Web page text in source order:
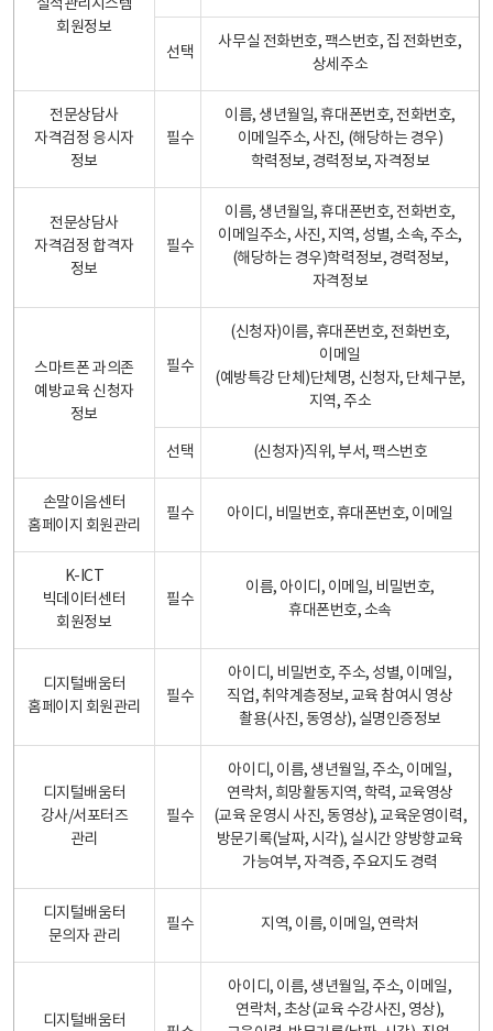
실적관리시스템
회원정보
선택
사무실 전화번호, 팩스번호, 집 전화번호,
상세주소
전문상담사
자격검정 응시자
정보
필수
이름, 생년월일, 휴대폰번호, 전화번호,
이메일주소, 사진, (해당하는 경우)
학력정보, 경력정보, 자격정보
전문상담사
자격검정 합격자
정보
필수
이름, 생년월일, 휴대폰번호, 전화번호,
이메일주소, 사진, 지역, 성별, 소속, 주소,
(해당하는 경우)학력정보, 경력정보,
자격정보
스마트폰 과의존
예방교육 신청자
정보
필수
(신청자)이름, 휴대폰번호, 전화번호,
이메일
(예방특강 단체)단체명, 신청자, 단체구분,
지역, 주소
선택 (신청자)직위, 부서, 팩스번호
손말이음센터
홈페이지 회원관리
필수 아이디, 비밀번호, 휴대폰번호, 이메일
K-ICT
빅데이터센터
회원정보
필수
이름, 아이디, 이메일, 비밀번호,
휴대폰번호, 소속
디지털배움터
홈페이지 회원관리
필수
아이디, 비밀번호, 주소, 성별, 이메일,
직업, 취약계층정보, 교육 참여시 영상
촬용(사진, 동영상), 실명인증정보
디지털배움터
강사/서포터즈
관리
필수
아이디, 이름, 생년월일, 주소, 이메일,
연락처, 희망활동지역, 학력, 교육영상
(교육 운영시 사진, 동영상), 교육운영이력,
방문기록(날짜, 시각), 실시간 양방향교육
가능여부, 자격증, 주요지도 경력
디지털배움터
문의자 관리
필수 지역, 이름, 이메일, 연락처
디지털배움터
아이디, 이름, 생년월일, 주소, 이메일,
연락처, 초상(교육 수강사진, 영상),